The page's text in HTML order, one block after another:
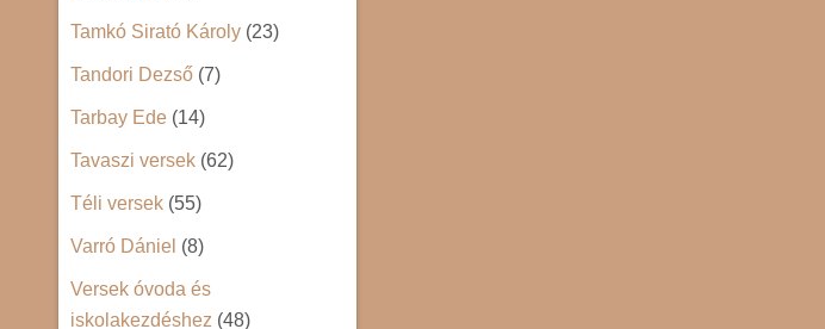
Tamkó Sirató Károly (23)
Tandori Dezső (7)
Tarbay Ede (14)
Tavaszi versek (62)
Téli versek (55)
Varró Dániel (8)
Versek óvoda és
iskolakezdéshez (48)